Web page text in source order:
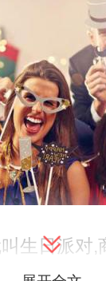
生日派对,